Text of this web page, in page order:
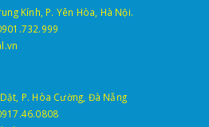
Kính, P. Yên Hòa, Hà Nội.
P. Hòa Cường, Đà Nẵng